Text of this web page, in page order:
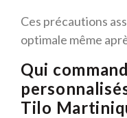
Ces précautions
optimale même
Qui
Tilo